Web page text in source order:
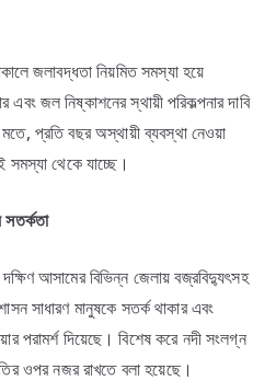
জলাবদ্ধতা নিয়মিত সমস্যা হয়ে
জল নিষ্কাশনের স্থায়ী পরিকল্পনার দাবি
প্রতি বছর অস্থায়ী ব্যবস্থা নেওয়া
সমস্যা থেকে যাচ্ছে।
সতর্কতা
আসামের বিভিন্ন জেলায় বজ্রবিদ্যুৎসহ
সাধারণ মানুষকে সতর্ক থাকার এবং
পরামর্শ দিয়েছে। বিশেষ করে নদী সংলগ্ন
ওপর নজর রাখতে বলা হয়েছে।